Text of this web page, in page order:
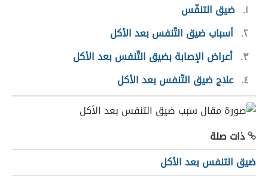
١
ضيق التنفّس
٢ أسباب ضيق التّنفس بعد الأكل
٣ أعراض الإصابة بضيق التّنفس بعد الأكل
٤ علاج ضيق التّنفس بعد الأكل
ذات صلة
ضيق التنفس بعد الأكل